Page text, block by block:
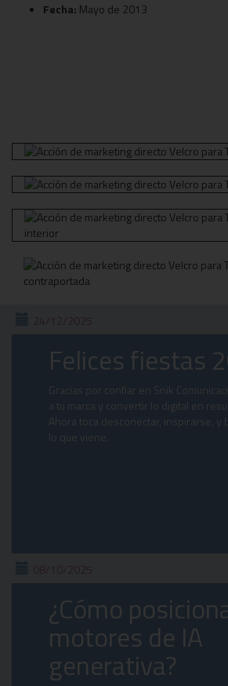
Fecha: Mayo de 2013
24/12/2025
Felices fiestas
Gracias por confiar en Snik
a tu marca y convertir lo digital en
Ahora toca desconectar, inspirarse, y
lo que viene.
08/10/2025
¿Cómo
motores de IA
generativa?